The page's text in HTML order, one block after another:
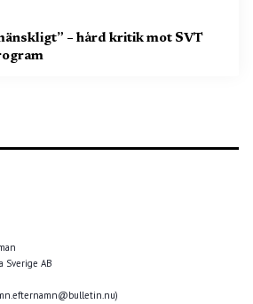
– hård kritik mot SVT
Sverige AB